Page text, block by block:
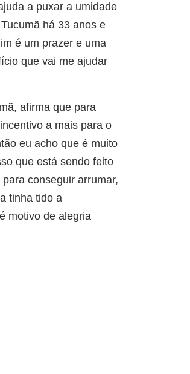
a puxar a umidade
há 33 anos e
é um prazer e uma
que vai me ajudar
afirma que para
a mais para o
eu acho que é muito
que está sendo feito
conseguir arrumar,
tinha tido a
motivo de alegria